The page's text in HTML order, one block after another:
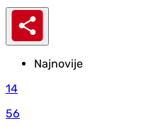
Najnovije
14
56